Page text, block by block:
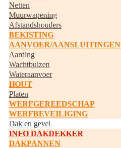
Netten
Muurwapening
Afstandshouders
BEKISTING
AANVOER/AANSLUITINGEN
Aarding
Wachtbuizen
Wateraanvoer
HOUT
Platen
WERFGEREEDSCHAP
WERFBEVEILIGING
Dak en gevel
INFO DAKDEKKER
DAKPANNEN